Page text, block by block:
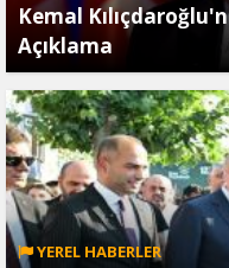
Kemal
Açıklama
YEREL HABERLER